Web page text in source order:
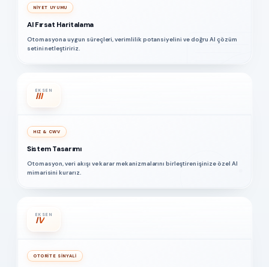
NIYET UYUMU
AI Fırsat Haritalama
Otomasyona uygun süreçleri, verimlilik potansiyelini ve doğru AI çözüm
setini netleştiririz.
EKSEN
III
HIZ & CWV
Sistem Tasarımı
Otomasyon, veri akışı ve karar mekanizmalarını birleştiren işinize özel AI
mimarisini kurarız.
EKSEN
IV
OTORITE SINYALI